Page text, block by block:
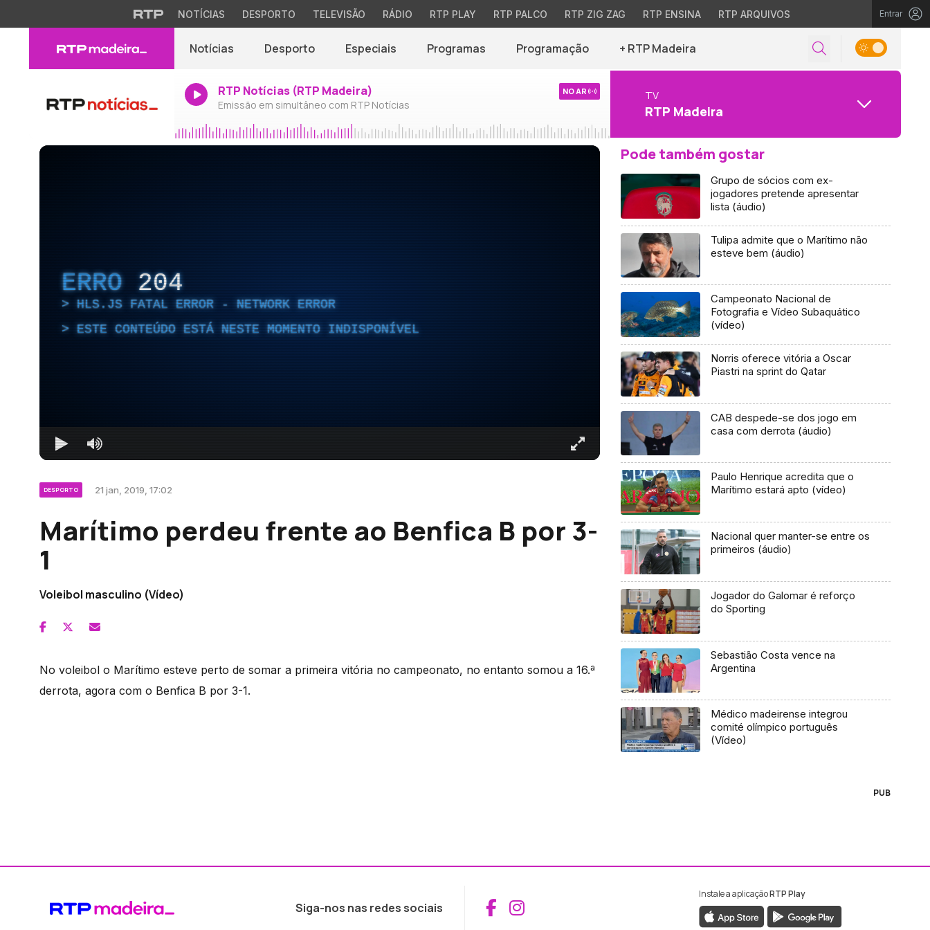
NOTÍCIAS DESPORTO TELEVISÃO RÁDIO RTP PLAY RTP PALCO RTP ZIG ZAG RTP ENSINA RTP ARQUIVOS Entrar
Notícias Desporto Especiais Programas Programação + RTP Madeira
RTP Notícias (RTP Madeira)
Emissão em simultâneo com RTP Notícias
NO AR TV
RTP Madeira
ERRO 204
HLS.JS FATAL ERROR - NETWORK ERROR
ESTE CONTEÚDO ESTÁ NESTE MOMENTO INDISPONÍVEL
DESPORTO 21 jan, 2019, 17:02
Marítimo perdeu frente ao Benfica B por 3-
1
Voleibol masculino (Vídeo)
No voleibol o Marítimo esteve perto de somar a primeira vitória no campeonato, no entanto somou a 16.ª
derrota, agora com o Benfica B por 3-1.
Pode também gostar
Grupo de sócios com ex-
jogadores pretende apresentar
lista (áudio)
Tulipa admite que o Marítimo não
esteve bem (áudio)
Campeonato Nacional de
Fotografia e Vídeo Subaquático
(vídeo)
Norris oferece vitória a Oscar
Piastri na sprint do Qatar
CAB despede-se dos jogo em
casa com derrota (áudio)
Paulo Henrique acredita que o
Marítimo estará apto (vídeo)
Nacional quer manter-se entre os
primeiros (áudio)
Jogador do Galomar é reforço
do Sporting
Sebastião Costa vence na
Argentina
Médico madeirense integrou
comité olímpico português
(Vídeo)
PUB
Siga-nos nas redes sociais Aceder ao Facebook da RTP Madeira
Aceder ao Instagram da RTP Madeira
Instale a aplicaçãoRTP Play